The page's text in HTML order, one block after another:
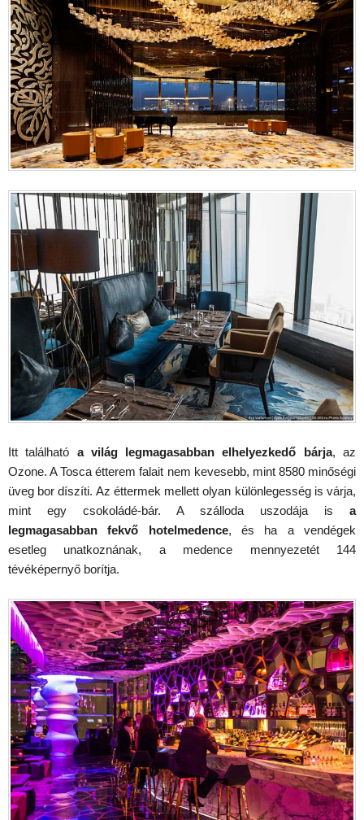
Itt található a világ legmagasabban elhelyezkedő bárja, az
Ozone. A Tosca étterem falait nem kevesebb, mint 8580 minőségi
üveg bor díszíti. Az éttermek mellett olyan különlegesség is várja,
mint egy csokoládé-bár. A szálloda uszodája is a
legmagasabban fekvő hotelmedence, és ha a vendégek
esetleg unatkoznának, a medence mennyezetét 144
tévéképernyő borítja.